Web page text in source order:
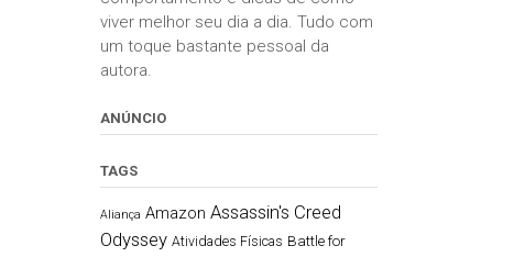
viver melhor seu dia a dia. Tudo com
um toque bastante pessoal da
autora.
ANÚNCIO
TAGS
Aliança Amazon Assassin's Creed
Odyssey Atividades Físicas Battle for